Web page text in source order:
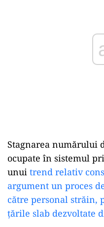
Stagnarea numărului
ocupate în sistemul
unui trend relativ
argument un proces
către personal străin,
țările slab dezvoltate